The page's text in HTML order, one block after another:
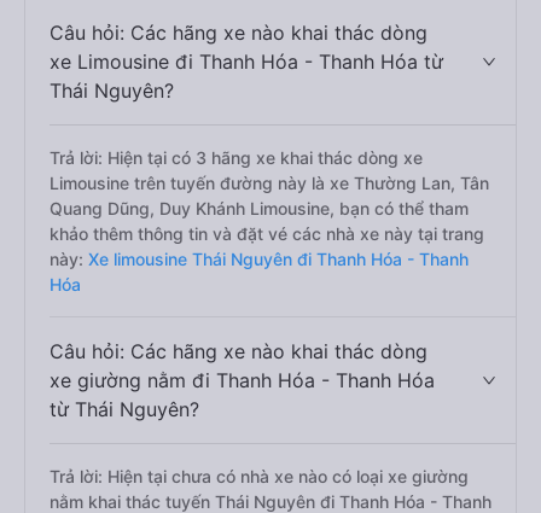
Câu hỏi: Các hãng xe nào khai thác dòng
xe Limousine đi Thanh Hóa - Thanh Hóa từ
Thái Nguyên?
Trả lời: Hiện tại có 3 hãng xe khai thác dòng xe
Limousine trên tuyến đường này là xe Thường Lan, Tân
Quang Dũng, Duy Khánh Limousine, bạn có thể tham
khảo thêm thông tin và đặt vé các nhà xe này tại trang
này: Xe limousine Thái Nguyên đi Thanh Hóa - Thanh
Hóa
Câu hỏi: Các hãng xe nào khai thác dòng
xe giường nằm đi Thanh Hóa - Thanh Hóa
từ Thái Nguyên?
Trả lời: Hiện tại chưa có nhà xe nào có loại xe giường
nằm khai thác tuyến Thái Nguyên đi Thanh Hóa - Thanh